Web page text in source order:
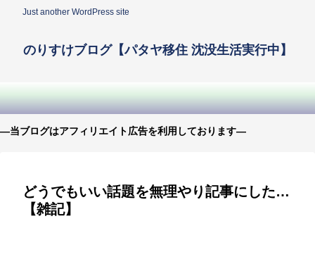
Just another WordPress site
のりすけブログ【パタヤ移住 沈没生活実行中】
—当ブログはアフィリエイト広告を利用しております—
どうでもいい話題を無理やり記事にした…
【雑記】